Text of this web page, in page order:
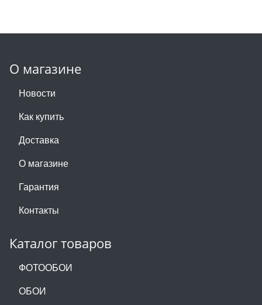
О магазине
Новости
Как купить
Доставка
О магазине
Гарантия
Контакты
Каталог товаров
ФОТООБОИ
ОБОИ